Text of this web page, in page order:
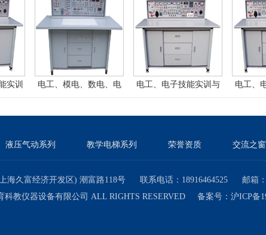
实训
电工、模电、数电、电
（带智能型功率表、功
电工、电子技能实训与
电工、
液压气动系列 教学电梯系列 荣誉资质 交流之窗
海久富经济开发区) 潮富路118号 联系电话：18916464525 邮箱：
科教仪器设备有限公司 ALL RIGHTS RESERVED 备案号： 沪ICP备